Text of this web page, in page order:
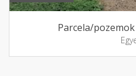
Parcela/